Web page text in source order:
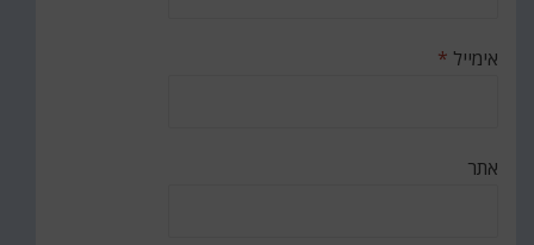
אימייל *
אתר